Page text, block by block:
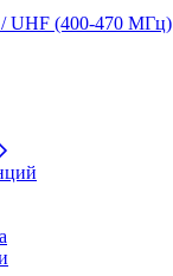
UHF (400-470 МГц)